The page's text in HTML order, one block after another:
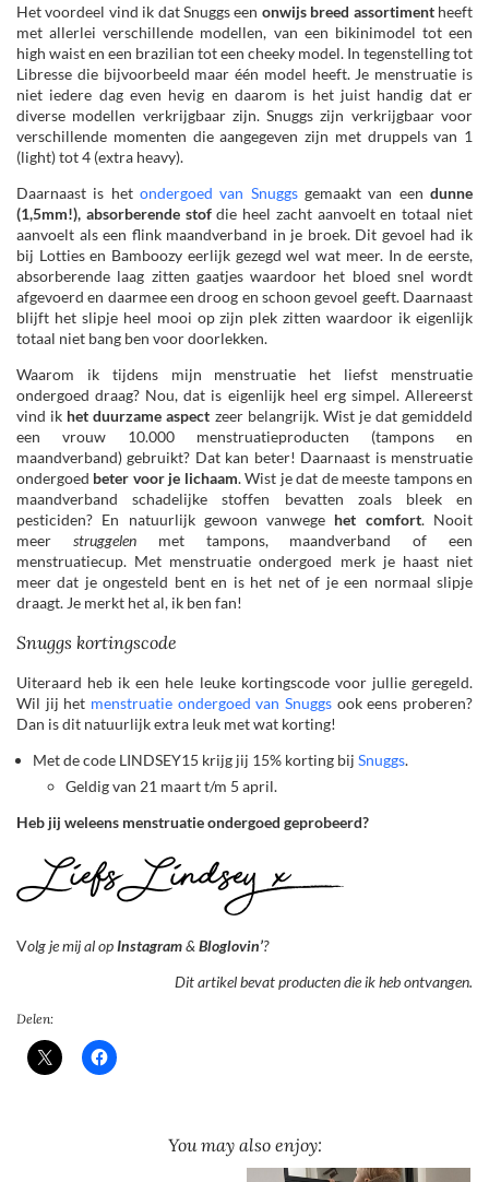
Het voordeel vind ik dat Snuggs een onwijs breed assortimentheeft
met allerlei verschillende modellen, van een bikinimodel tot een
high waist en een brazilian tot een cheeky model. In tegenstelling tot
Libresse die bijvoorbeeld maar één model heeft. Je menstruatie is
niet iedere dag even hevig en daarom is het juist handig dat er
diverse modellen verkrijgbaar zijn. Snuggs zijn verkrijgbaar voor
verschillende momenten die aangegeven zijn met druppels van 1
(light) tot 4 (extra heavy).
Daarnaast is het ondergoed van Snuggsgemaakt van eendunne
(1,5mm!), absorberende stofdie heel zacht aanvoelt en totaal niet
aanvoelt als een flink maandverband in je broek. Dit gevoel had ik
bij Lotties en Bamboozy eerlijk gezegd wel wat meer. In de eerste,
absorberende laag zitten gaatjes waardoor het bloed snel wordt
afgevoerd en daarmee een droog en schoon gevoel geeft. Daarnaast
blijft het slipje heel mooi op zijn plek zitten waardoor ik eigenlijk
totaal niet bang ben voor doorlekken.
Waarom ik tijdens mijn menstruatie het liefst menstruatie
ondergoed draag? Nou, dat is eigenlijk heel erg simpel. Allereerst
vind ik het duurzame aspect zeer belangrijk. Wist je dat gemiddeld
een vrouw 10.000 menstruatieproducten (tampons en
maandverband) gebruikt? Dat kan beter! Daarnaast is menstruatie
ondergoed beter voor je lichaam. Wist je dat de meeste tampons en
maandverband schadelijke stoffen bevatten zoals bleek en
pesticiden? En natuurlijk gewoon vanwege het comfort. Nooit
meer struggelenmet tampons, maandverband of een
menstruatiecup. Met menstruatie ondergoed merk je haast niet
meer dat je ongesteld bent en is het net of je een normaal slipje
draagt. Je merkt het al, ik ben fan!
Snuggs kortingscode
Uiteraard heb ik een hele leuke kortingscode voor jullie geregeld.
Wil jij het menstruatie ondergoed van Snuggs ook eens proberen?
Dan is dit natuurlijk extra leuk met wat korting!
Met de code LINDSEY15 krijg jij 15% korting bij Snuggs.
Geldig van 21 maart t/m 5 april.
Heb jij weleens menstruatie ondergoed geprobeerd?
Volg je mij al opInstagram& Bloglovin’?
Dit artikel bevat producten die ik heb ontvangen.
Delen:
You may also enjoy: